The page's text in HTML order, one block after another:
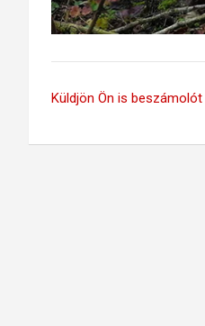
Küldjön Ön is